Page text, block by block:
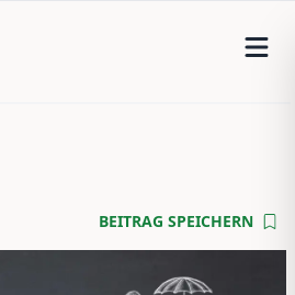
BEITRAG SPEICHERN